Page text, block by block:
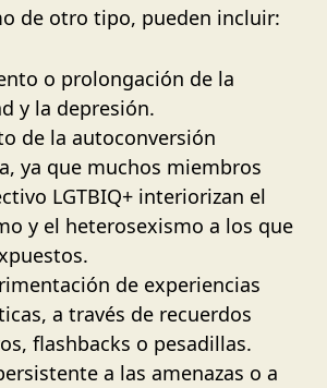
de otro tipo, pueden incluir:
o prolongación de la
y la depresión.
de la autoconversión
ya que muchos miembros
LGTBIQ+ interiorizan el
y el heterosexismo a los que
de experiencias
a través de recuerdos
flashbacks o pesadillas.
a las amenazas o a